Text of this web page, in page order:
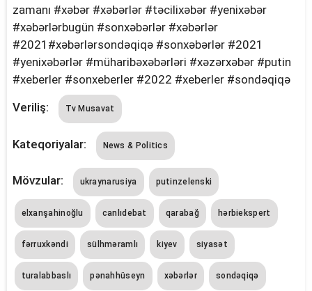
zamanı #xəbər #xəbərlər #təcilixəbər #yenixəbər
#xəbərlərbugün #sonxəbərlər #xəbərlər
#2021#xəbərlərsondəqiqə #sonxəbərlər #2021
#yenixəbərlər #müharibəxəbərləri #xəzərxəbər #putin
#xeberler #sonxeberler #2022 #xeberler #sondəqiqə
Veriliş: Tv Musavat
Kateqoriyalar: News & Politics
Mövzular: ukraynarusiya putinzelenski
elxanşahinoğlu canlıdebat qarabağ hərbiekspert
fərruxkəndi sülhməramlı kiyev siyasət
turalabbaslı pənahhüseyn xəbərlər sondəqiqə